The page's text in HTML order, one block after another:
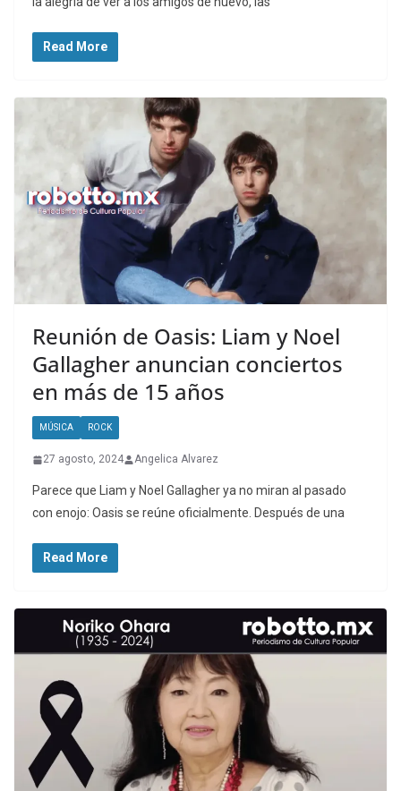
Read More
Reunión de Oasis: Liam y Noel
Gallagher anuncian conciertos
en más de 15 años
MÚSICA ROCK
27 agosto, 2024 Angelica Alvarez
Parece que Liam y Noel Gallagher ya no miran al pasado
con enojo: Oasis se reúne oficialmente. Después de una
Read More